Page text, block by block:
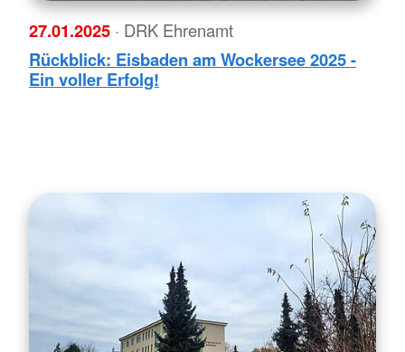
27.01.2025 · DRK Ehrenamt
Rückblick: Eisbaden am Wockersee 2025 -
Ein voller Erfolg!